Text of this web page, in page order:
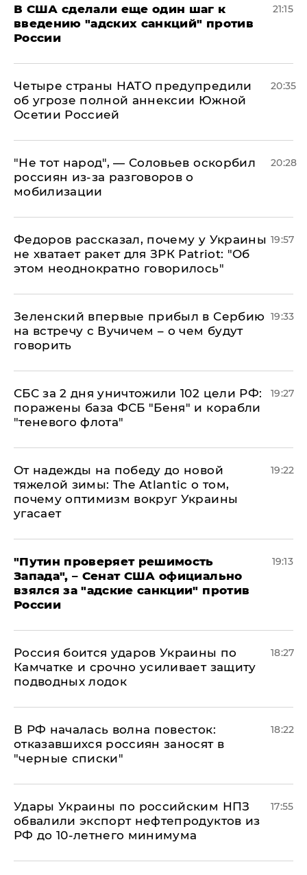
В США сделали еще один шаг к
введению "адских санкций" против
России
21:15
Четыре страны НАТО предупредили
об угрозе полной аннексии Южной
Осетии Россией
20:35
​"Не тот народ", — Соловьев оскорбил
россиян из-за разговоров о
мобилизации
20:28
Федоров рассказал, почему у Украины
не хватает ракет для ЗРК Patriot: "Об
этом неоднократно говорилось"
19:57
Зеленский впервые прибыл в Сербию
на встречу с Вучичем – о чем будут
говорить
19:33
СБС за 2 дня уничтожили 102 цели РФ:
поражены база ФСБ "Беня" и корабли
"теневого флота"
19:27
От надежды на победу до новой
тяжелой зимы: The Atlantic о том,
почему оптимизм вокруг Украины
угасает
19:22
"Путин проверяет решимость
Запада", – Сенат США официально
взялся за "адские санкции" против
России
19:13
Россия боится ударов Украины по
Камчатке и срочно усиливает защиту
подводных лодок
18:27
​В РФ началась волна повесток:
отказавшихся россиян заносят в
"черные списки"
18:22
Удары Украины по российским НПЗ
обвалили экспорт нефтепродуктов из
РФ до 10-летнего минимума
17:55